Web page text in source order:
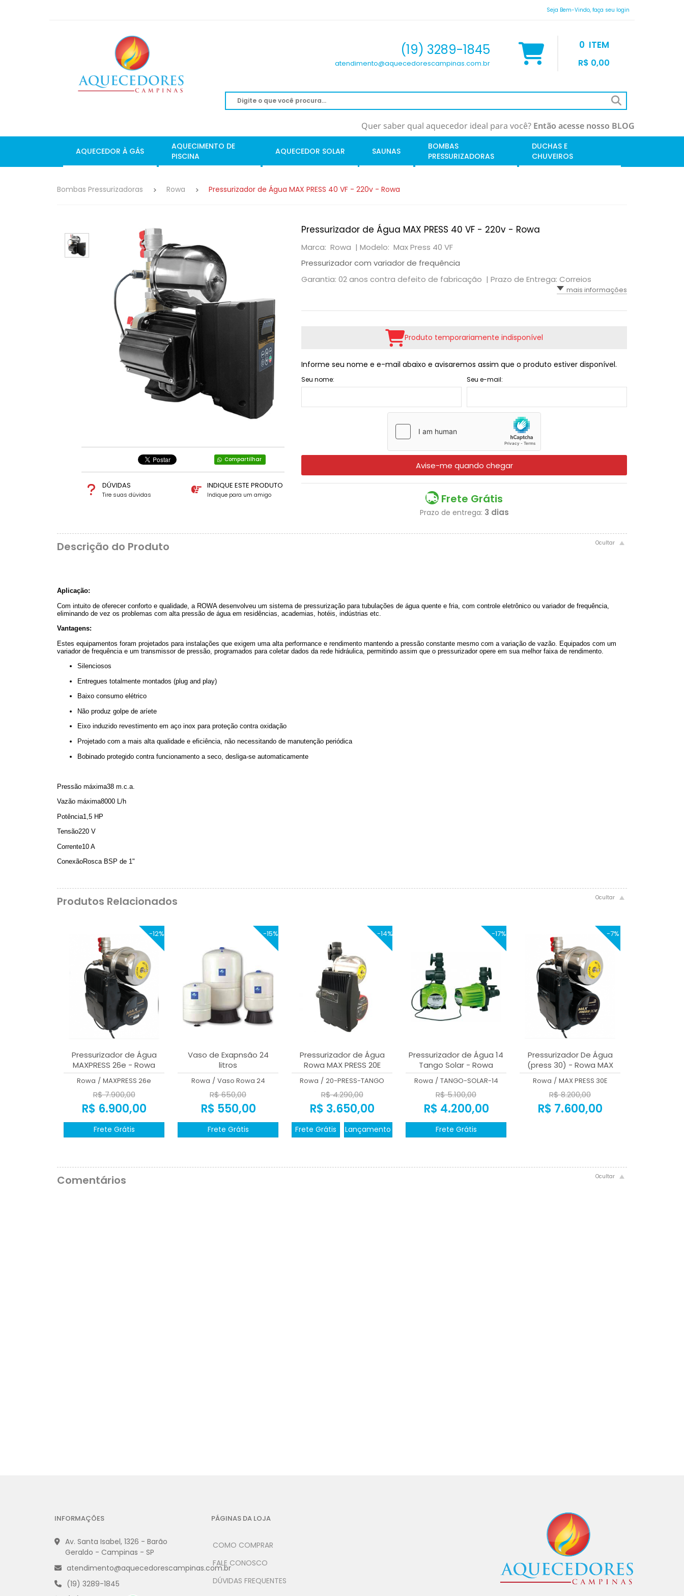
Seja Bem-Vindo, faça seu login
(19) 3289-1845
atendimento@aquecedorescampinas.com.br
0 ITEM
R$ 0,00
Quer saber qual aquecedor ideal para você? Então acesse nosso BLOG
AQUECEDOR À GÁS
AQUECIMENTO DE
PISCINA
AQUECEDOR SOLAR SAUNAS
BOMBAS
PRESSURIZADORAS
DUCHAS E
CHUVEIROS
Bombas Pressurizadoras Rowa Pressurizador de Água MAX PRESS 40 VF - 220v - Rowa
Compartilhar
DÚVIDAS
Tire suas dúvidas
INDIQUE ESTE PRODUTO
Indique para um amigo
Pressurizador de Água MAX PRESS 40 VF - 220v - Rowa
Marca: Rowa | Modelo: Max Press 40 VF
Pressurizador com variador de frequência
Garantia: 02 anos contra defeito de fabricação | Prazo de Entrega: Correios
mais informações
Produto temporariamente indisponível
Informe seu nome e e-mail abaixo e avisaremos assim que o produto estiver disponível.
Seu nome: Seu e-mail:
Avise-me quando chegar
Frete Grátis
Prazo de entrega: 3 dias
Descrição do Produto
Aplicação:
Com intuito de oferecer conforto e qualidade, a ROWA desenvolveu um sistema de pressurização para tubulações de água quente e fria, com controle eletrônico ou variador de frequência,
eliminando de vez os problemas com alta pressão de água em residências, academias, hotéis, indústrias etc.
Vantagens:
Estes equipamentos foram projetados para instalações que exigem uma alta performance e rendimento mantendo a pressão constante mesmo com a variação de vazão. Equipados com um
variador de frequência e um transmissor de pressão, programados para coletar dados da rede hidráulica, permitindo assim que o pressurizador opere em sua melhor faixa de rendimento.
Silenciosos
Entregues totalmente montados (plug and play)
Baixo consumo elétrico
Não produz golpe de aríete
Eixo induzido revestimento em aço inox para proteção contra oxidação
Projetado com a mais alta qualidade e eficiência, não necessitando de manutenção periódica
Bobinado protegido contra funcionamento a seco, desliga-se automaticamente
Pressão máxima38 m.c.a.
Vazão máxima8000 L/h
Potência1,5 HP
Tensão220 V
Corrente10 A
ConexãoRosca BSP de 1"
Produtos Relacionados
-12%
Pressurizador de Água
MAXPRESS 26e - Rowa
Rowa / MAXPRESS 26e
R$ 7.900,00
R$ 6.900,00
Frete Grátis
-15%
Vaso de Exapnsão 24
litros
Rowa / Vaso Rowa 24
R$ 650,00
R$ 550,00
Frete Grátis
-14%
Pressurizador de Água
Rowa MAX PRESS 20E
Rowa / 20-PRESS-TANGO
R$ 4.290,00
R$ 3.650,00
Frete Grátis Lançamento
-17%
Pressurizador de Água 14
Tango Solar - Rowa
Rowa / TANGO-SOLAR-14
R$ 5.100,00
R$ 4.200,00
Frete Grátis
-7%
Pressurizador De Água
(press 30) - Rowa MAX
PRESS 30E
Rowa / MAX PRESS 30E
R$ 8.200,00
R$ 7.600,00
Comentários
INFORMAÇÕES
Av. Santa Isabel, 1326 - Barão
Geraldo - Campinas - SP
atendimento@aquecedorescampinas.com.br
(19) 3289-1845
PÁGINAS DA LOJA
COMO COMPRAR
FALE CONOSCO
DÚVIDAS FREQUENTES